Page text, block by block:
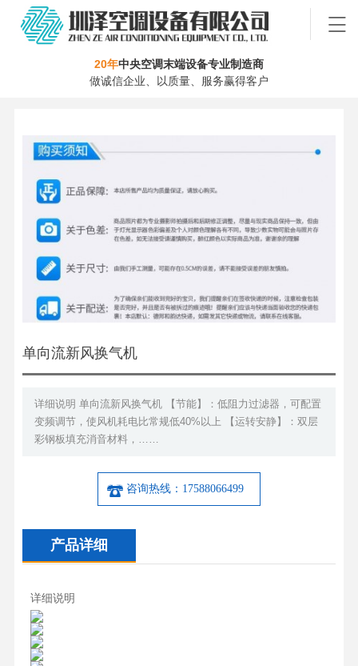
20年中央空调末端设备专业制造商
做诚信企业、以质量、服务赢得客户
单向流新风换气机
详细说明 单向流新风换气机 【节能】：低阻力过滤器，可配置
变频调节，使风机耗电比常规低40%以上 【运转安静】：双层
彩钢板填充消音材料，……
咨询热线：17588066499
产品详细
详细说明